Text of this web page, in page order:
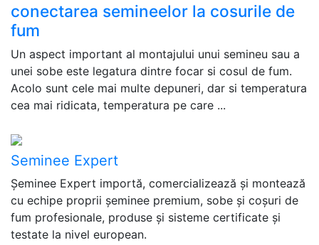
conectarea semineelor la cosurile de
fum
Un aspect important al montajului unui semineu sau a
unei sobe este legatura dintre focar si cosul de fum.
Acolo sunt cele mai multe depuneri, dar si temperatura
cea mai ridicata, temperatura pe care ...
Seminee Expert
Șeminee Expert importă, comercializează și montează
cu echipe proprii șeminee premium, sobe și coșuri de
fum profesionale, produse și sisteme certificate și
testate la nivel european.